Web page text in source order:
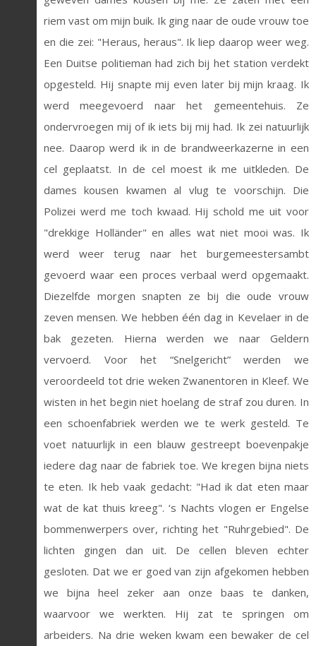
riem vast om mijn buik. Ik ging naar de oude vrouw toe
en die zei: "Heraus, heraus". Ik liep daarop weer weg.
Een Duitse politieman had zich bij het station verdekt
opgesteld. Hij snapte mij even later bij mijn kraag. Ik
werd meegevoerd naar het gemeentehuis. Ze
ondervroegen mij of ik iets bij mij had. Ik zei natuurlijk
nee. Daarop werd ik in de brandweerkazerne in een
cel geplaatst. In de cel moest ik me uitkleden. De
dames kousen kwamen al vlug te voorschijn. Die
Polizei werd me toch kwaad. Hij schold me uit voor
"drekkige Holländer" en alles wat niet mooi was. Ik
werd weer terug naar het burgemeestersambt
gevoerd waar een proces verbaal werd opgemaakt.
Diezelfde morgen snapten ze bij die oude vrouw
zeven mensen. We hebben één dag in Kevelaer in de
bak gezeten. Hierna werden we naar Geldern
vervoerd. Voor het “Snelgericht” werden we
veroordeeld tot drie weken Zwanentoren in Kleef. We
wisten in het begin niet hoelang de straf zou duren. In
een schoenfabriek werden we te werk gesteld. Te
voet natuurlijk in een blauw gestreept boevenpakje
iedere dag naar de fabriek toe. We kregen bijna niets
te eten. Ik heb vaak gedacht: "Had ik dat eten maar
wat de kat thuis kreeg". ‘s Nachts vlogen er Engelse
bommenwerpers over, richting het "Ruhrgebied". De
lichten gingen dan uit. De cellen bleven echter
gesloten. Dat we er goed van zijn afgekomen hebben
we bijna heel zeker aan onze baas te danken,
waarvoor we werkten. Hij zat te springen om
arbeiders. Na drie weken kwam een bewaker de cel